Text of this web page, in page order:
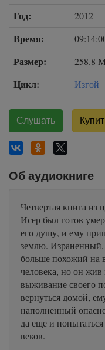
Год: 2012
Время:
Размер: 258.8
Цикл: Изгой
Слушать
Об аудиокниге
Четвертая книга из
Исер был готов
его душу, и ему
землю.
больше похожий на
человека, но он жив
выживание своего
вернуться домой,
наполненный
да еще и
веков.